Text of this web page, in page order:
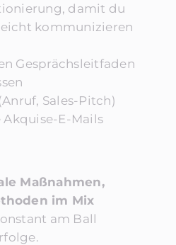
damit du
kommunizieren
Gesprächsleitfaden
Sales-Pitch)
E-Mails
Maßnahmen,
im Mix
am Ball